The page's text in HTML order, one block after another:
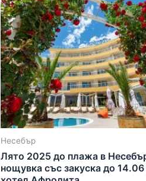
Несебър
Лято 2025 до плажа в
нощувка със закуска до 14.06